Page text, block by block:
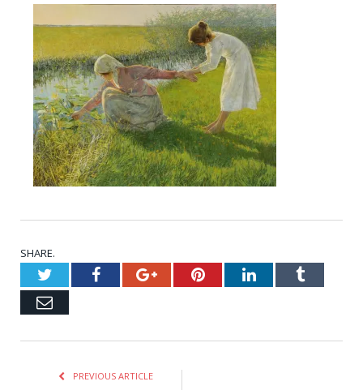
SHARE.
TwitterFacebookGoogle+PinterestLinkedInTumblr
Email
PREVIOUS ARTICLE